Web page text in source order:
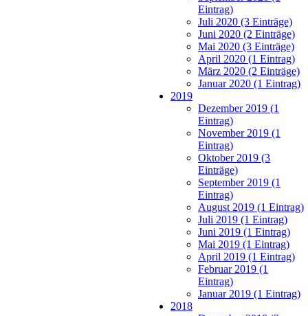
Eintrag)
Juli 2020 (3 Einträge)
Juni 2020 (2 Einträge)
Mai 2020 (3 Einträge)
April 2020 (1 Eintrag)
März 2020 (2 Einträge)
Januar 2020 (1 Eintrag)
2019
Dezember 2019 (1
Eintrag)
November 2019 (1
Eintrag)
Oktober 2019 (3
Einträge)
September 2019 (1
Eintrag)
August 2019 (1 Eintrag)
Juli 2019 (1 Eintrag)
Juni 2019 (1 Eintrag)
Mai 2019 (1 Eintrag)
April 2019 (1 Eintrag)
Februar 2019 (1
Eintrag)
Januar 2019 (1 Eintrag)
2018